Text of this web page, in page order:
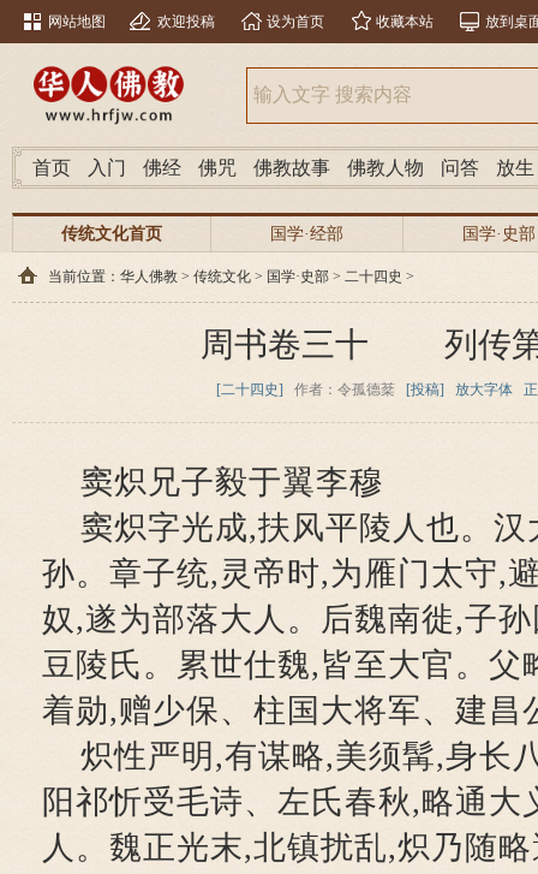
网站地图 欢迎投稿 设为首页 收藏本站 放到桌
首页 入门 佛经 佛咒 佛教故事 佛教人物 问答 放生
传统文化首页 国学·经部 国学·史部
当前位置： 华人佛教 > 传统文化 > 国学·史部 > 二十四史 >
周书卷三十 列传第
[二十四史] 作者：令孤德棻 [投稿] 放大字体
窦炽兄子毅于翼李穆
窦炽字光成,扶风平陵人也。
孙。章子统,灵帝时,为雁门太守,
奴,遂为部落大人。后魏南徙,子
豆陵氏。累世仕魏,皆至大官。父
着勋,赠少保、柱国大将军、建昌
炽性严明,有谋略,美须髯,身长
阳祁忻受毛诗、左氏春秋,略通大
人。魏正光末,北镇扰乱,炽乃随